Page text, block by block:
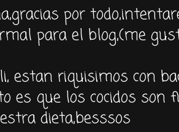
por
para el blog,(me
estan riquisimos con
es que los cocidos
dieta,besssos